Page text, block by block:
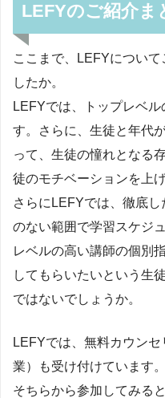
LEFYのご紹介ま
ここまで、LEFYについ
したか。
LEFYでは、トップレベ
す。さらに、生徒と年代
って、生徒の憧れとなる
徒のモチベーションを上
さらにLEFYでは、徹底
のない範囲で学習スケジ
レベルの高い講師の個別
してもらいたいという生
ではないでしょうか。
LEFYでは、無料カウン
業）も受け付けています
そちらから参加してみる